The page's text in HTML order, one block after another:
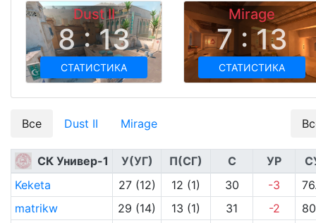
Dust II
8 : 13
СТАТИСТИКА
Mirage
7 : 13
СТАТИСТИКА
Все Dust II Mirage
СК Универ-1 У(УГ) П(СГ) С УР
Keketa
27 (12) 12 (1) 30 -3
matrikw
29 (14) 13 (1) 31 -2